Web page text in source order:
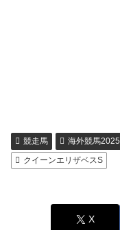
競走馬 海外競馬2025
クイーンエリザベスS
X